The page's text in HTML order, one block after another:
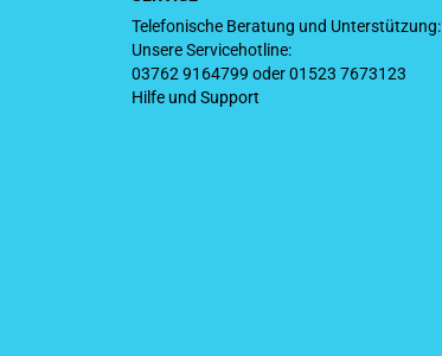
Telefonische Beratung und Unterstützung:
Unsere Servicehotline:
03762 9164799 oder 01523 7673123
Hilfe und Support